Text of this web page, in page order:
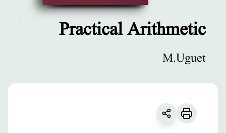
Arithmetic
Practical Arithmetic
M.Uguet